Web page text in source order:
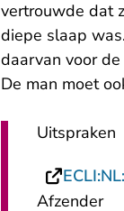
vertrouwde dat
diepe slaap
daarvan voor de
De man moet
Uitspraken
Afzender